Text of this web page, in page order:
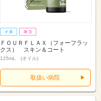
ＦＯＵＲＦＬＡＸ（フォーフラッ
クス） スキン＆コート
125mL (オイル)
取扱い病院